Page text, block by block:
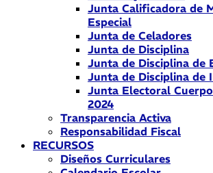
Junta Calificadora de
Especial
Junta de Celadores
Junta de Disciplina
Junta de Disciplina de
Junta de Disciplina de
Junta Electoral
2024
Transparencia Activa
Responsabilidad Fiscal
RECURSOS
Diseños Curriculares